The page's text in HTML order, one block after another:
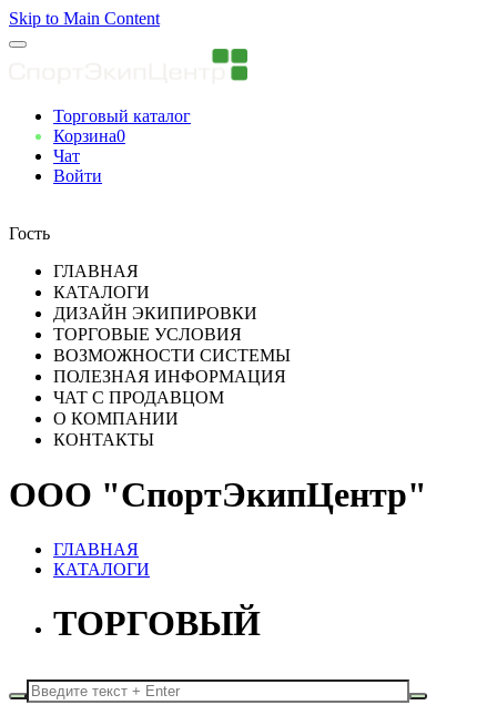
Skip to Main Content
Торговый каталог
Корзина0
Чат
Войти
Гость
ГЛАВНАЯ
КАТАЛОГИ
ДИЗАЙН ЭКИПИРОВКИ
ТОРГОВЫЕ УСЛОВИЯ
ВОЗМОЖНОСТИ СИСТЕМЫ
ПОЛЕЗНАЯ ИНФОРМАЦИЯ
ЧАТ С ПРОДАВЦОМ
О КОМПАНИИ
КОНТАКТЫ
ООО "СпортЭкипЦентр"
ГЛАВНАЯ
КАТАЛОГИ
ТОРГОВЫЙ